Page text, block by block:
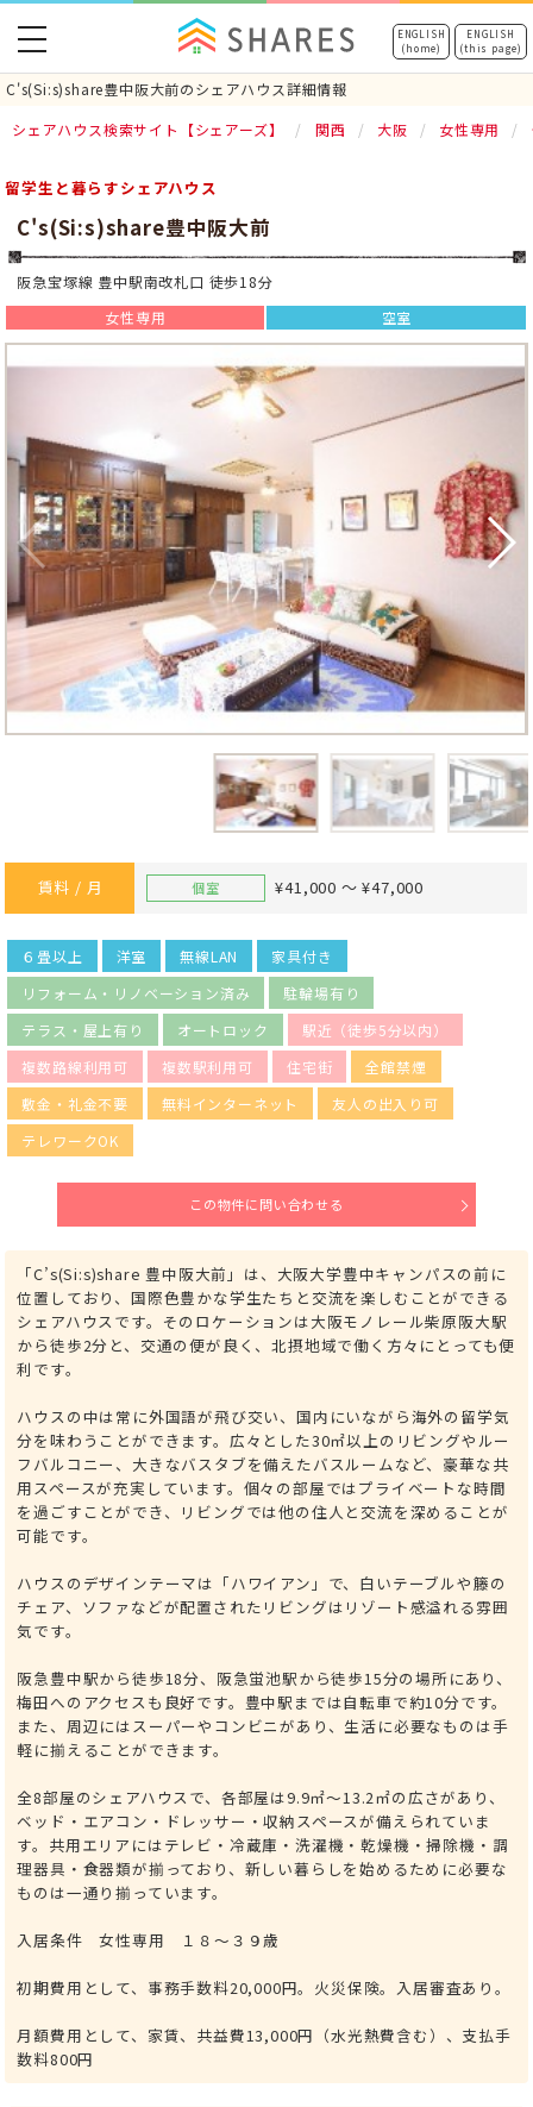
ENGLISH
(home)
ENGLISH
(this page)
C's(Si:s)share豊中阪大前のシェアハウス詳細情報
toggle
navigation
シェアハウス検索サイト【シェアーズ】 関西 大阪 女性専用
留学生と暮らすシェアハウス
C's(Si:s)share豊中阪大前
阪急宝塚線 豊中駅南改札口 徒歩18分
女性専用
空室
賃料 / 月 個室 ¥41,000 ～ ¥47,000
６畳以上 洋室 無線LAN
家具付き
リフォーム・リノベーション済み
駐輪場有り
テラス・屋上有り
オートロック
駅近（徒歩5分以内）
複数路線利用可
複数駅利用可 住宅街
全館禁煙
敷金・礼金不要
無料インターネット
友人の出入り可
テレワークOK
この物件に問い合わせる
「C’s(Si:s)share 豊中阪大前」は、大阪大学豊中キャンパスの前に
位置しており、国際色豊かな学生たちと交流を楽しむことができる
シェアハウスです。そのロケーションは大阪モノレール柴原阪大駅
から徒歩2分と、交通の便が良く、北摂地域で働く方々にとっても便
利です。
ハウスの中は常に外国語が飛び交い、国内にいながら海外の留学気
分を味わうことができます。広々とした30㎡以上のリビングやルー
フバルコニー、大きなバスタブを備えたバスルームなど、豪華な共
用スペースが充実しています。個々の部屋ではプライベートな時間
を過ごすことができ、リビングでは他の住人と交流を深めることが
可能です。
ハウスのデザインテーマは「ハワイアン」で、白いテーブルや籐の
チェア、ソファなどが配置されたリビングはリゾート感溢れる雰囲
気です。
阪急豊中駅から徒歩18分、阪急蛍池駅から徒歩15分の場所にあり、
梅田へのアクセスも良好です。豊中駅までは自転車で約10分です。
また、周辺にはスーパーやコンビニがあり、生活に必要なものは手
軽に揃えることができます。
全8部屋のシェアハウスで、各部屋は9.9㎡～13.2㎡の広さがあり、
ベッド・エアコン・ドレッサー・収納スペースが備えられていま
す。共用エリアにはテレビ・冷蔵庫・洗濯機・乾燥機・掃除機・調
理器具・食器類が揃っており、新しい暮らしを始めるために必要な
ものは一通り揃っています。
入居条件 女性専用 １８～３９歳
初期費用として、事務手数料20,000円。火災保険。入居審査あり。
月額費用として、家賃、共益費13,000円（水光熱費含む）、支払手
数料800円